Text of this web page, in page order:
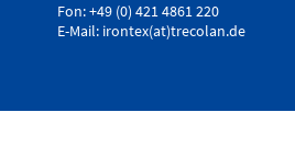
Fon: +49 (0) 421 4861 220
E-Mail: irontex(at)trecolan.de